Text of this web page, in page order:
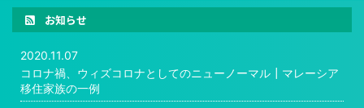
お知らせ
2020.11.07
コロナ禍、ウィズコロナとしてのニューノーマル┃マレーシア
移住家族の一例